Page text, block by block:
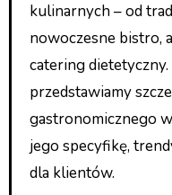
kulinarnych – od
nowoczesne bistro,
catering
przedstawiamy
gastronomicznego
jego specyfikę,
dla klientów.